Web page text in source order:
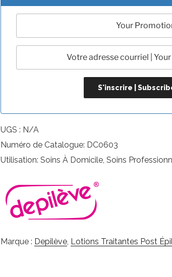
UGS : N/A
Numéro de Catalogue: DC0603
Utilisation: Soins À Domicile, Soins
Marque : Depilève, Lotions Traitantes Post